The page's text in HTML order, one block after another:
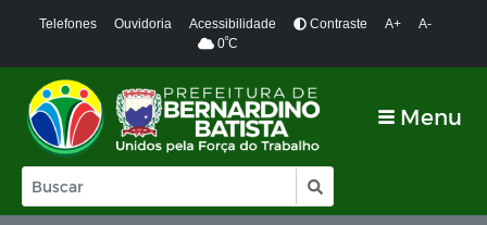
Telefones Ouvidoria Acessibilidade Contraste A+
A-
0ºC
Menu